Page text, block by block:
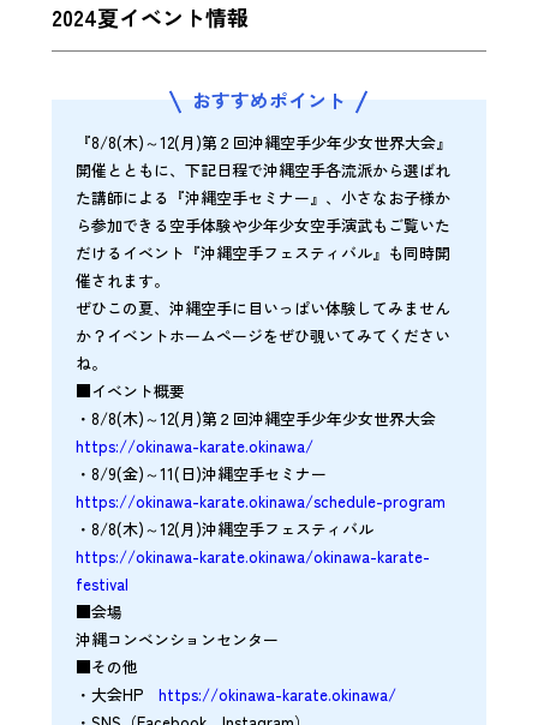
2024夏イベント情報
おすすめポイント
『8/8(木)～12(月)第２回沖縄空手少年少女世界大会』
開催とともに、下記日程で沖縄空手各流派から選ばれ
た講師による『沖縄空手セミナー』、小さなお子様か
ら参加できる空手体験や少年少女空手演武もご覧いた
だけるイベント『沖縄空手フェスティバル』も同時開
催されます。
ぜひこの夏、沖縄空手に目いっぱい体験してみません
か？イベントホームページをぜひ覗いてみてください
ね。
■イベント概要
・8/8(木)～12(月)第２回沖縄空手少年少女世界大会
https://okinawa-karate.okinawa/
・8/9(金)～11(日)沖縄空手セミナー
https://okinawa-karate.okinawa/schedule-program
・8/8(木)～12(月)沖縄空手フェスティバル
https://okinawa-karate.okinawa/okinawa-karate-
festival
■会場
沖縄コンベンションセンター
■その他
・大会HP https://okinawa-karate.okinawa/